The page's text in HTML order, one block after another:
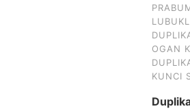
OGAN
KUNCI